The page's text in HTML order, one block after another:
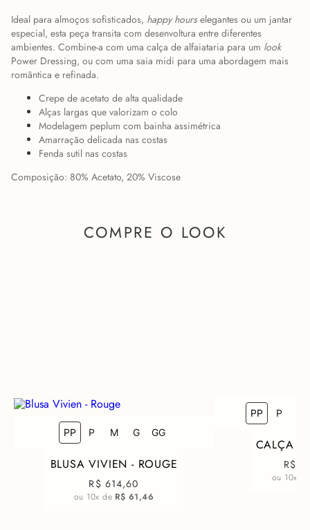
Ideal para almoços sofisticados, happy hourselegantes ou um jantar
especial, esta peça transita com desenvoltura entre diferentes
ambientes. Combine-a com uma calça de alfaiataria para um look
Power Dressing, ou com uma saia midi para uma abordagem mais
romântica e refinada.
Crepe de acetato de alta qualidade
Alças largas que valorizam o colo
Modelagem peplum com bainha assimétrica
Amarração delicada nas costas
Fenda sutil nas costas
Composição: 80% Acetato, 20% Viscose
COMPRE O LOOK
COMO FICA EM MIM?
PP P M G GG
BLUSA VIVIEN - ROUGE
R$ 614,60
ou 10x de R$ 61,46
PP P
CALÇA
R$
ou 10x